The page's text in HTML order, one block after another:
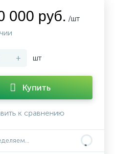
000 руб. /шт
+ шт
Купить
к сравнению